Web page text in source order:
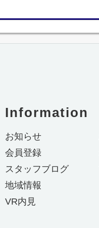
Information
お知らせ
会員登録
スタッフブログ
地域情報
VR内見